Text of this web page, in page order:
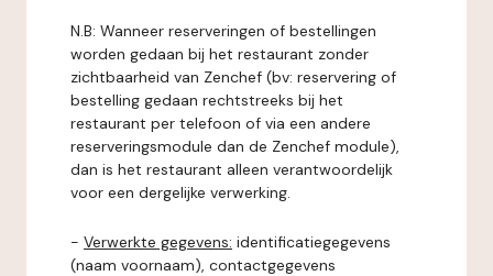
N.B: Wanneer reserveringen of bestellingen
worden gedaan bij het restaurant zonder
zichtbaarheid van Zenchef (bv: reservering of
bestelling gedaan rechtstreeks bij het
restaurant per telefoon of via een andere
reserveringsmodule dan de Zenchef module),
dan is het restaurant alleen verantwoordelijk
voor een dergelijke verwerking.
- Verwerkte gegevens: identificatiegegevens
(naam voornaam), contactgegevens